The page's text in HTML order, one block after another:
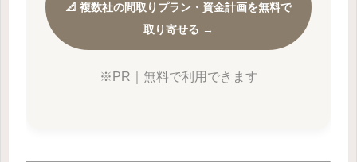
📐 複数社の間取りプラン・資金計画を無料で
取り寄せる →
※PR｜無料で利用できます